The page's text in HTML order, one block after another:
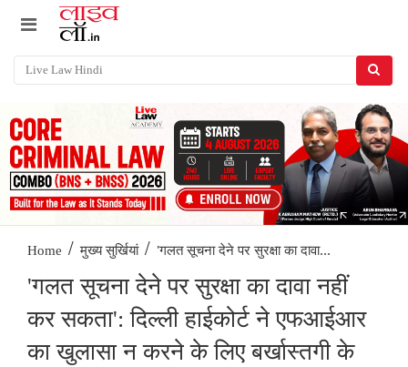
Home / मुख्य सुर्खियां / 'गलत सूचना देने पर सुरक्षा का दावा...
'गलत सूचना देने पर सुरक्षा का दावा नहीं
कर सकता': दिल्ली हाईकोर्ट ने एफआईआर
का खुलासा न करने के लिए बर्खास्तगी के